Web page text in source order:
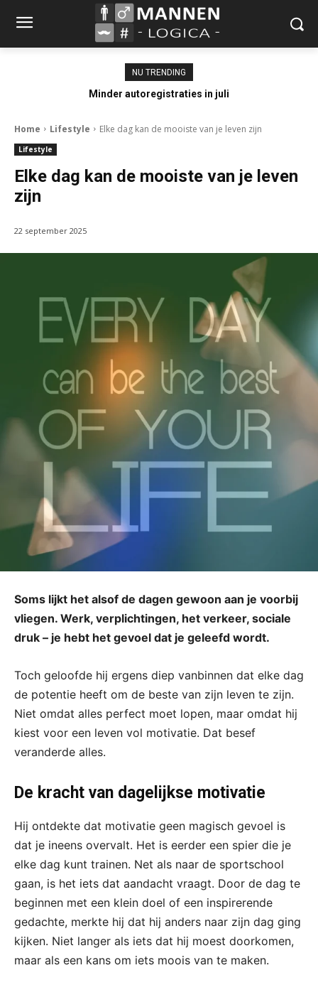
NU TRENDING
Minder autoregistraties in juli
Home Lifestyle Elke dag kan de mooiste van je leven zijn
Lifestyle
Elke dag kan de mooiste van je leven
zijn
22 september 2025
Soms lijkt het alsof de dagen gewoon aan je voorbij
vliegen. Werk, verplichtingen, het verkeer, sociale
druk – je hebt het gevoel dat je geleefd wordt.
Toch geloofde hij ergens diep vanbinnen dat elke dag
de potentie heeft om de beste van zijn leven te zijn.
Niet omdat alles perfect moet lopen, maar omdat hij
kiest voor een leven vol motivatie. Dat besef
veranderde alles.
De kracht van dagelijkse motivatie
Hij ontdekte dat motivatie geen magisch gevoel is
dat je ineens overvalt. Het is eerder een spier die je
elke dag kunt trainen. Net als naar de sportschool
gaan, is het iets dat aandacht vraagt. Door de dag te
beginnen met een klein doel of een inspirerende
gedachte, merkte hij dat hij anders naar zijn dag ging
kijken. Niet langer als iets dat hij moest doorkomen,
maar als een kans om iets moois van te maken.